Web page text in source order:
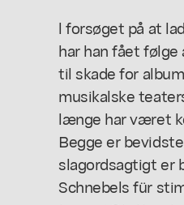
l forsøget på at
har han fået følge
til skade for
musikalske
længe har været
Begge er
slagordsagtigt er
Schnebels für